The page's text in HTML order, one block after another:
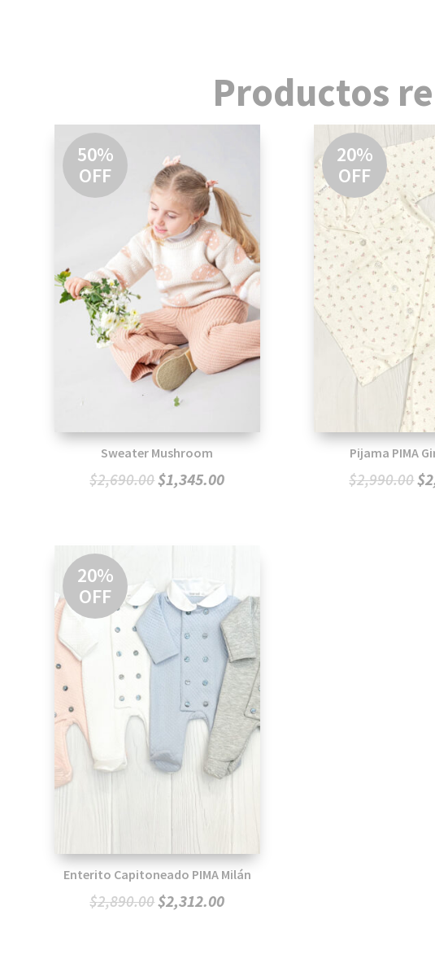
Productos
50%
OFF
Sweater Mushroom
$2,690.00 El
era:
$1,345.00El
20%
OFF
Pijama PIMA
$2,990.00 El
$
20%
OFF
Enterito Capitoneado PIMA Milán
$2,890.00 El
$2,312.00El